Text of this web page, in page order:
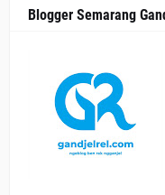
Blogger Semarang